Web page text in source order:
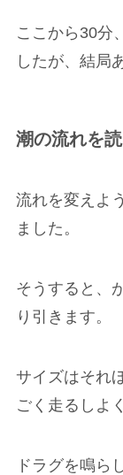
ここから30分
したが、結局
潮の流れを
流れを変えよ
ました。
そうすると、
り引きます。
サイズはそれ
ごく走るしよ
ドラグを鳴ら